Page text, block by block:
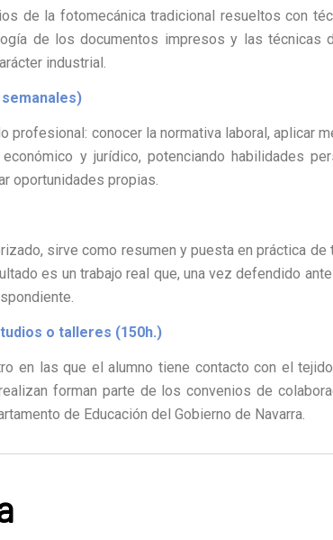
de la fotomecánica tradicional resueltos con
de los documentos impresos y las técnicas
industrial.
semanales)
profesional: conocer la normativa laboral, aplicar
y jurídico, potenciando habilidades
oportunidades propias.
sirve como resumen y puesta en práctica
es un trabajo real que, una vez defendido
o talleres (150h.)
en las que el alumno tiene contacto con el
forman parte de los convenios de
de Educación del Gobierno de Navarra.